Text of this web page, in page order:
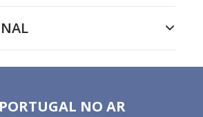
PORTUGAL NO AR